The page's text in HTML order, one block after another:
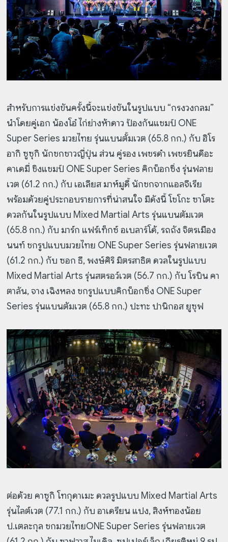
สำหรับการแข่งขันครั้งนี้จะแข่งขันในรูปแบบ “กรงวงกลม”
นำโดยคู่เอก น้องโอ๋ ไก่ย่างห้าดาว ป้องกันแชมป์ ONE
Super Series มวยไทย รุ่นแบนตั้มเวต (65.8 กก.) กับ ฮิโร
อากิ ซูซุกิ นักชกชาวญี่ปุ่น ส่วน คู่รอง เพชรดำ เพชรยินดีอะ
คาเดมี่ ชิงแชมป์ ONE Super Series คิกบ็อกซิ่ง รุ่นฟลาย
เวต (61.2 กก.) กับ เอเลียส มาห์มูดี้ นักชกจากแอลจีเรีย
พร้อมด้วยคู่ประกอบรายการที่น่าสนใจ มีดังนี้ โชโกะ ซาโตะ
ดวลกันในรูปแบบ Mixed Martial Arts รุ่นแบนตัมเวต
(65.8 กก.) กับ มาร์ก แฟร์เท็กซ์ อเบลาร์โด้, รถถัง จิตรเมือง
นนท์ ชกรูปแบบมวยไทย ONE Super Series รุ่นฟลายเวต
(61.2 กก.) กับ ซอก ธี, พงษ์ศิริ มิตรสาธิต ดวลในรูปแบบ
Mixed Martial Arts รุ่นสตรอว์เวต (56.7 กก.) กับ โรบิน คา
ตาลัน, จาง เฉิงหลง ชกรูปแบบคิกบ็อกซิ่ง ONE Super
Series รุ่นแบนตัมเวต (65.8 กก.) ปะทะ ปานิกอส ยูซุฟ
ต่อด้วย คาซูกิ โทกุดาเมะ ดวลรูปแบบ Mixed Martial Arts
รุ่นไลต์เวต (77.1 กก.) กับ อาเดรียน แปง, สิงห์ทองน้อย
ป.เตละกุล ชกมวยไทยONE Super Series รุ่นฟลายเวต